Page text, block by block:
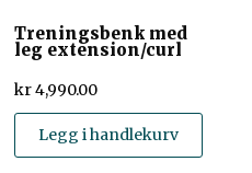
Treningsbenk med
leg extension/curl
kr4,990.00
Legg i handlekurv